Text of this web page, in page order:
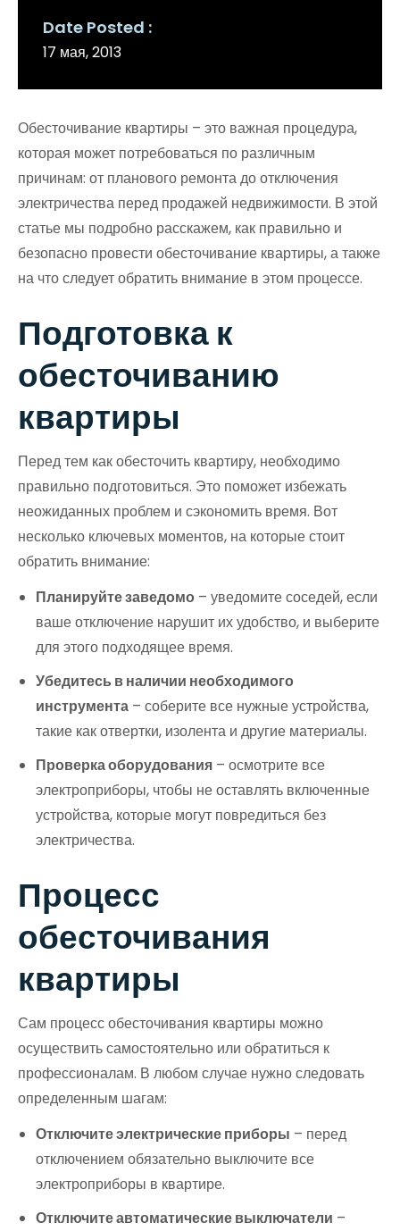
Date Posted
17 мая, 2013
Обесточивание квартиры – это важная процедура,
которая может потребоваться по различным
причинам: от планового ремонта до отключения
электричества перед продажей недвижимости. В этой
статье мы подробно расскажем, как правильно и
безопасно провести обесточивание квартиры, а также
на что следует обратить внимание в этом процессе.
Подготовка к
обесточиванию
квартиры
Перед тем как обесточить квартиру, необходимо
правильно подготовиться. Это поможет избежать
неожиданных проблем и сэкономить время. Вот
несколько ключевых моментов, на которые стоит
обратить внимание:
Планируйте заведомо – уведомите соседей, если
ваше отключение нарушит их удобство, и выберите
для этого подходящее время.
Убедитесь в наличии необходимого
инструмента – соберите все нужные устройства,
такие как отвертки, изолента и другие материалы.
Проверка оборудования – осмотрите все
электроприборы, чтобы не оставлять включенные
устройства, которые могут повредиться без
электричества.
Процесс
обесточивания
квартиры
Сам процесс обесточивания квартиры можно
осуществить самостоятельно или обратиться к
профессионалам. В любом случае нужно следовать
определенным шагам:
Отключите электрические приборы – перед
отключением обязательно выключите все
электроприборы в квартире.
Отключите автоматические выключатели –